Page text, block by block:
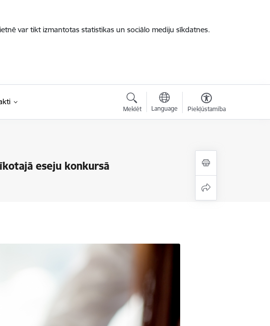
var tikt izmantotas statistikas un sociālo mediju sīkdatnes.
Meklēt Language Piekļūstamība
eseju konkursā